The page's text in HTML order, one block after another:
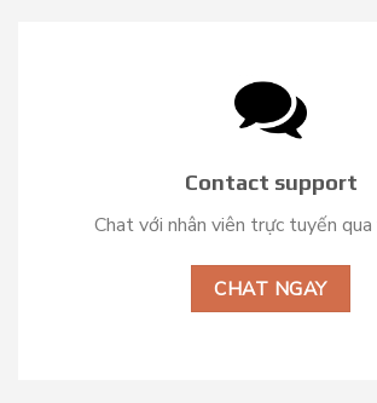
Contact support
Chat với nhân viên trực tuyến qua
CHAT NGAY